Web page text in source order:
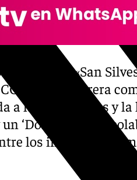
de la «San
. La carrera
a las 17:30 horas y la
‘Dorsal 0’ para
los inscritos,